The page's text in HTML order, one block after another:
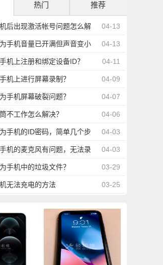
热门 推荐
04-13
后出现激活帐号问题怎么解
04-13
手机音量已开满但声音变小
04-11
机上注册和绑定设备ID？
04-09
机上进行屏幕录制？
04-07
手机屏幕破裂问题？
04-06
不工作怎么解决？
04-03
手机的ID密码，简单几个步
04-03
机的麦克风有问题，无法录
不到声音？ 03-29
手机中的垃圾文件？
03-25
无法充电的方法